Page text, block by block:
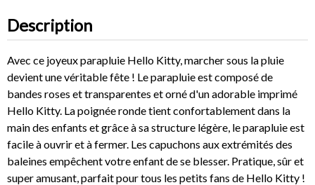
Description
Avec ce joyeux parapluie Hello Kitty, marcher sous la pluie
devient une véritable fête ! Le parapluie est composé de
bandes roses et transparentes et orné d'un adorable imprimé
Hello Kitty. La poignée ronde tient confortablement dans la
main des enfants et grâce à sa structure légère, le parapluie est
facile à ouvrir et à fermer. Les capuchons aux extrémités des
baleines empêchent votre enfant de se blesser. Pratique, sûr et
super amusant, parfait pour tous les petits fans de Hello Kitty !